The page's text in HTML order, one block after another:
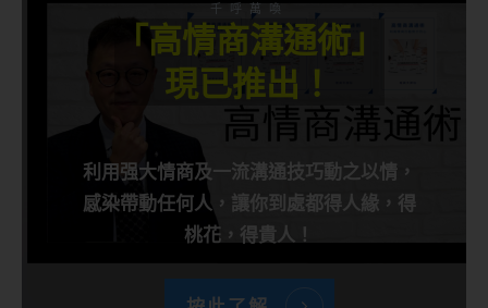
千呼萬喚
「高情商溝通術」
現已推出！
利用强大情商及一流溝通技巧動之以情，
感染帶動任何人，讓你到處都得人緣，得
桃花，得貴人！